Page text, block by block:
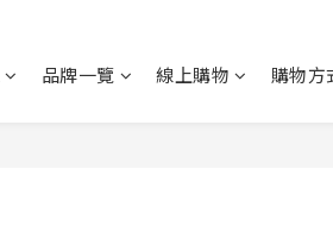
品牌一覽 線上購物 購物方